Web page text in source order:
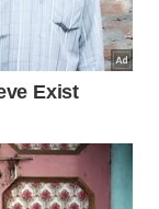
é um
de
na
ao vivo, com